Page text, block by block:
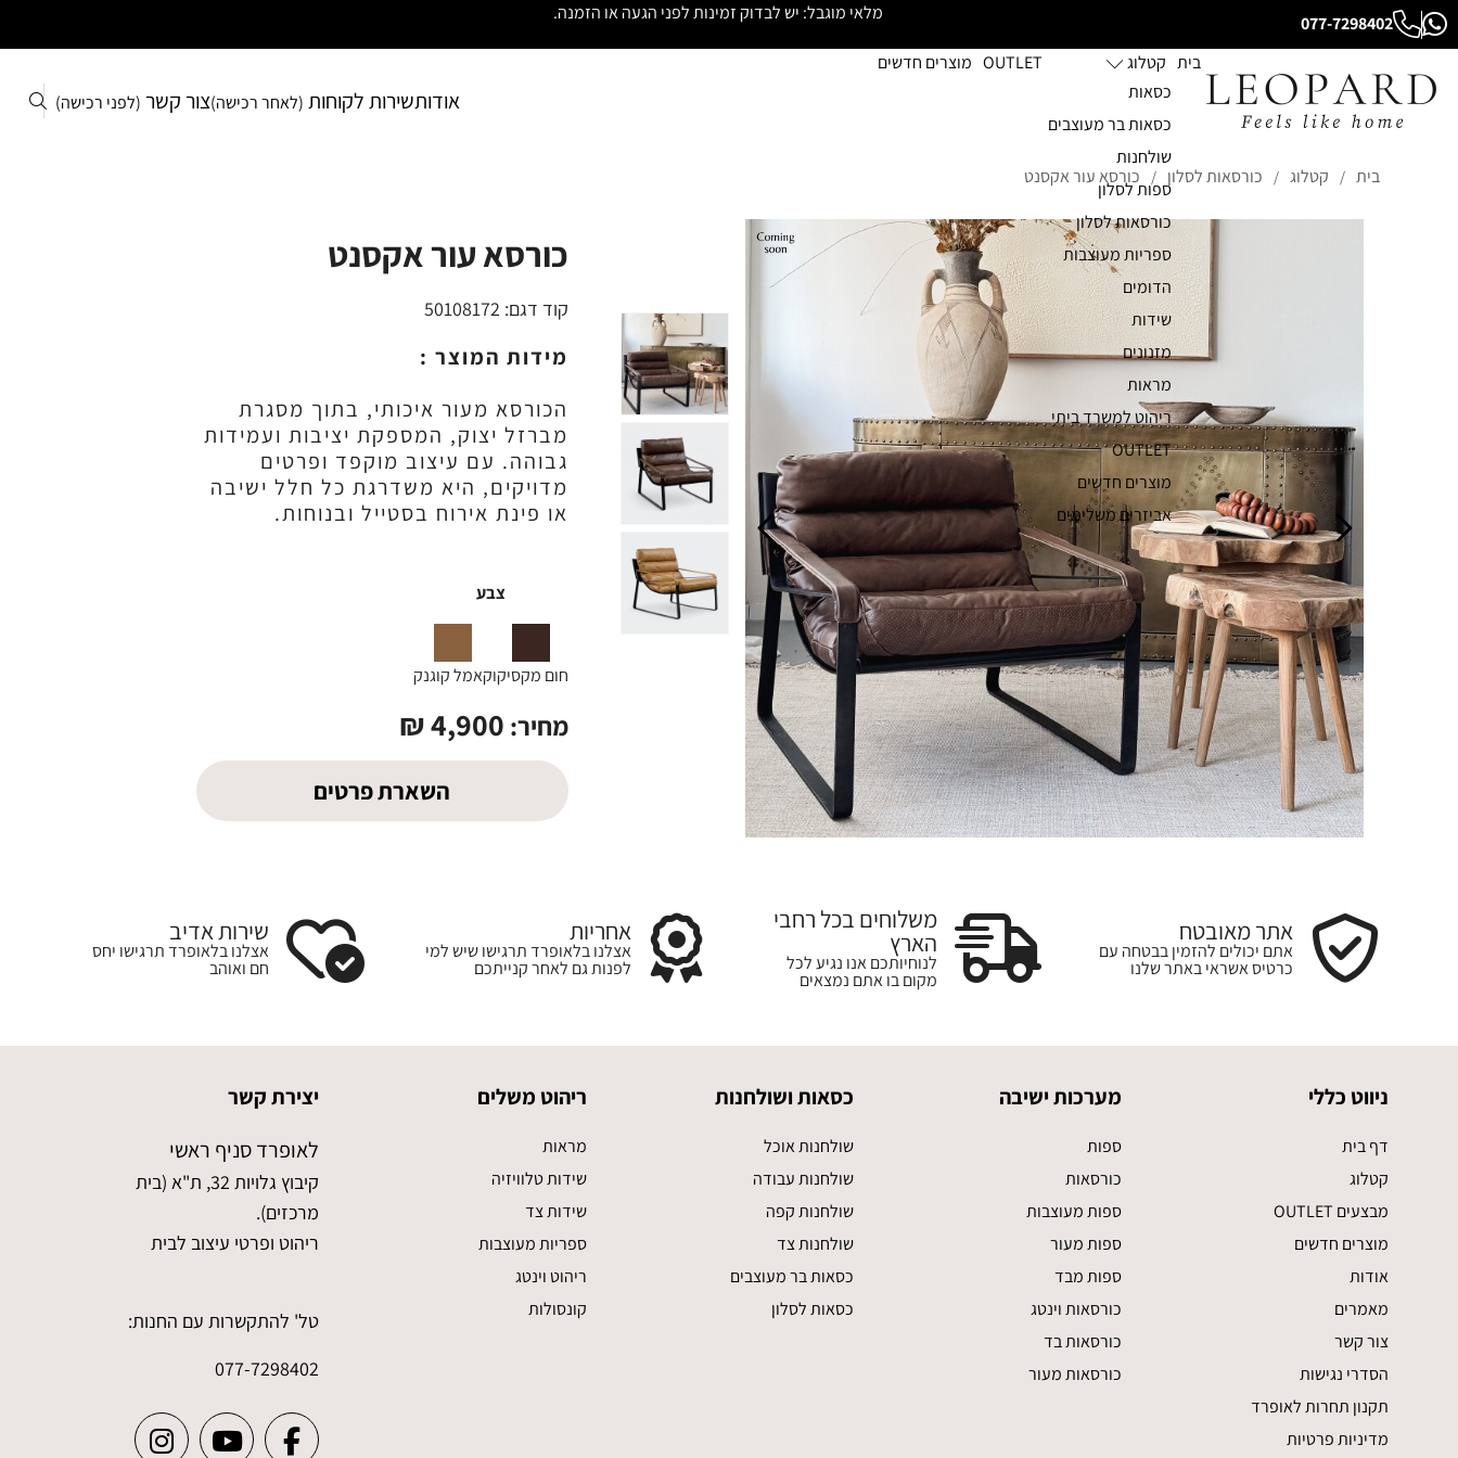
מלאי מוגבל: יש לבדוק זמינות לפני הגעה או הזמנה.
077-7298402
בית קטלוג
כסאות
כסאות בר מעוצבים
שולחנות
ספות לסלון
כורסאות לסלון
ספריות מעוצבות
הדומים
שידות
מזנונים
מראות
ריהוט למשרד ביתי
OUTLET
מוצרים חדשים
אביזרים משלימים
OUTLET מוצרים חדשים
אודותשירות לקוחות (לאחר רכישה)צור קשר (לפני רכישה)
בית / קטלוג / כורסאות לסלון / כורסא עור אקסנט
כורסא עור אקסנט
קוד דגם: 50108172
מידות המוצר :
הכורסא מעור איכותי, בתוך מסגרת
מברזל יצוק, המספקת יציבות ועמידות
גבוהה. עם עיצוב מוקפד ופרטים
מדויקים, היא משדרגת כל חלל ישיבה
או פינת אירוח בסטייל ובנוחות.
צבע
חום מקסיקוקאמל קוגנק
מחיר: 4,900
₪
השארת פרטים
אתר מאובטח
אתם יכולים להזמין בבטחה עם
כרטיס אשראי באתר שלנו
משלוחים בכל רחבי
הארץ
לנוחיותכם אנו נגיע לכל
מקום בו אתם נמצאים
אחריות
אצלנו בלאופרד תרגישו שיש למי
לפנות גם לאחר קנייתכם
שירות אדיב
אצלנו בלאופרד תרגישו יחס
חם ואוהב
ניווט כללי
דף בית
קטלוג
מבצעים OUTLET
מוצרים חדשים
אודות
מאמרים
צור קשר
הסדרי נגישות
תקנון תחרות לאופרד
מדיניות פרטיות
מערכות ישיבה
ספות
כורסאות
ספות מעוצבות
ספות מעור
ספות מבד
כורסאות וינטג
כורסאות בד
כורסאות מעור
כסאות ושולחנות
שולחנות אוכל
שולחנות עבודה
שולחנות קפה
שולחנות צד
כסאות בר מעוצבים
כסאות לסלון
ריהוט משלים
מראות
שידות טלוויזיה
שידות צד
ספריות מעוצבות
ריהוט וינטג
קונסולות
יצירת קשר
לאופרד סניף ראשי
קיבוץ גלויות 32, ת"א (בית
מרכזים).
ריהוט ופרטי עיצוב לבית
טל' להתקשרות עם החנות:
077-7298402